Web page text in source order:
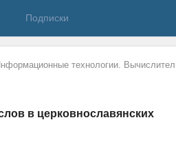
Подписки
технологии.
в церковнославянских